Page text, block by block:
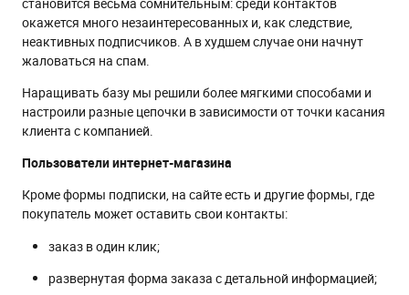
окажется много незаинтересованных и, как следствие,
неактивных подписчиков. А в худшем случае они начнут
жаловаться на спам.
Наращивать базу мы решили более мягкими способами и
настроили разные цепочки в зависимости от точки касания
клиента с компанией.
Пользователи интернет-магазина
Кроме формы подписки, на сайте есть и другие формы, где
покупатель может оставить свои контакты:
заказ в один клик;
развернутая форма заказа с детальной информацией;